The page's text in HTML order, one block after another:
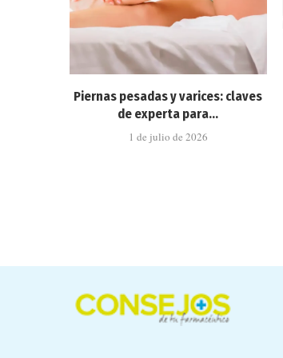
Piernas pesadas y varices: claves
de experta para...
1 de julio de 2026